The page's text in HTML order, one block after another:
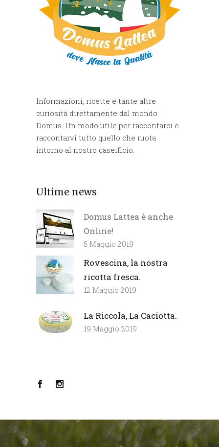
Informazioni, ricette e tante altre
curiosità direttamente dal mondo
Domus. Un modo utile per raccontarci e
raccontarvi tutto quello che ruota
intorno al nostro caseificio.
Ultime news
Domus Lattea è anche
Online!
5 Maggio 2019
Rovescina, la nostra
ricotta fresca.
12 Maggio 2019
La Riccola, La Caciotta.
19 Maggio 2019